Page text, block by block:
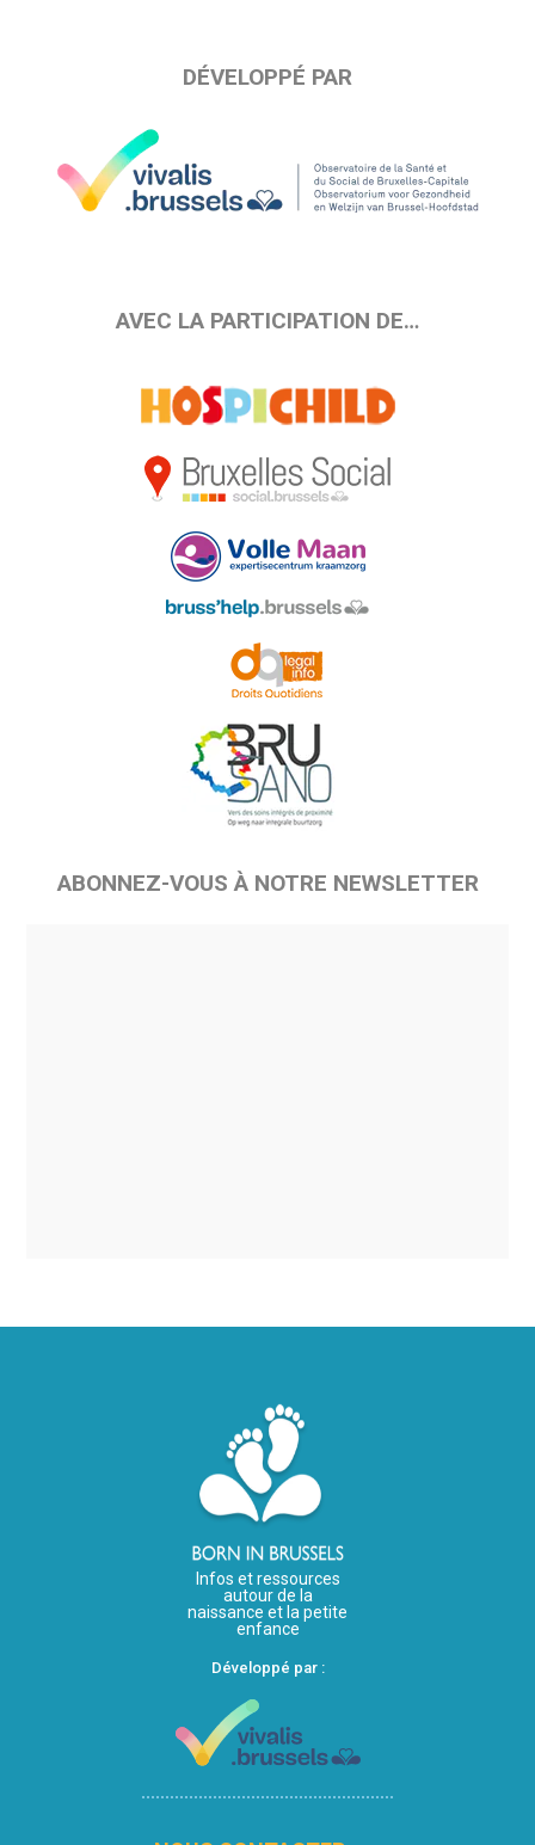
DÉVELOPPÉ PAR
AVEC LA PARTICIPATION DE…
ABONNEZ-VOUS À NOTRE NEWSLETTER
Infos et ressources
autour de la
naissance et la petite
enfance
Développé par :